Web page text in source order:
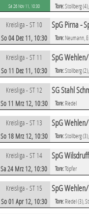
Sa 26 Nov 11, 10:30 Tore:Stollberg
Kreisliga - ST 10 SpG Pirna -
So 04 Dez 11, 10:30 Tore: Neumann,
Kreisliga - ST 11 SpG
So 11 Dez 11, 10:30 Tore:Stollberg
Kreisliga - ST 12 SG Stahl
So 11 Mrz 12, 10:30 Tore: Riedel
Kreisliga - ST 13 SpG
So 18 Mrz 12, 10:30 Tore:Stollberg
Kreisliga - ST 14 SpG
Sa 24 Mrz 12, 10:30 Tore:Töpfer
Kreisliga - ST 15 SpG
So 01 Apr 12, 10:30 Tore: Riedel (3),